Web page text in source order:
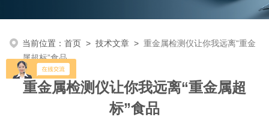
当前位置：首页 >技术文章 >重金属检测仪让你我远离“重金
属超标”食品
重金属检测仪让你我远离“重金属超
标”食品